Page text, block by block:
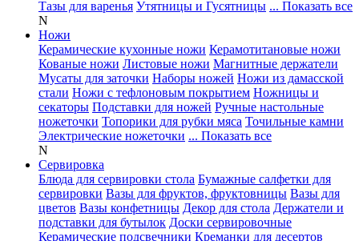
Тазы для варенья Утятницы и Гусятницы ... Показать все
N
Ножи
Керамические кухонные ножи Керамотитановые ножи
Кованые ножи Листовые ножи Магнитные держатели
Мусаты для заточки Наборы ножей Ножи из дамасской
стали Ножи с тефлоновым покрытием Ножницы и
секаторы Подставки для ножей Ручные настольные
ножеточки Топорики для рубки мяса Точильные камни
Электрические ножеточки ... Показать все
N
Сервировка
Блюда для сервировки стола Бумажные салфетки для
сервировки Вазы для фруктов, фруктовницы Вазы для
цветов Вазы конфетницы Декор для стола Держатели и
подставки для бутылок Доски сервировочные
Керамические подсвечники Креманки для десертов